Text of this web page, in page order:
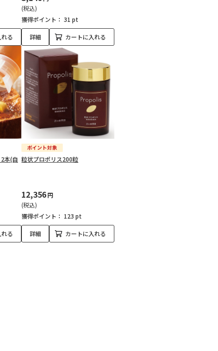
る
(税込)
獲得ポイント： 31 pt
詳細 カートに入れる
本(自
る
粒状プロポリス200粒
12,356円
(税込)
獲得ポイント： 123 pt
詳細 カートに入れる